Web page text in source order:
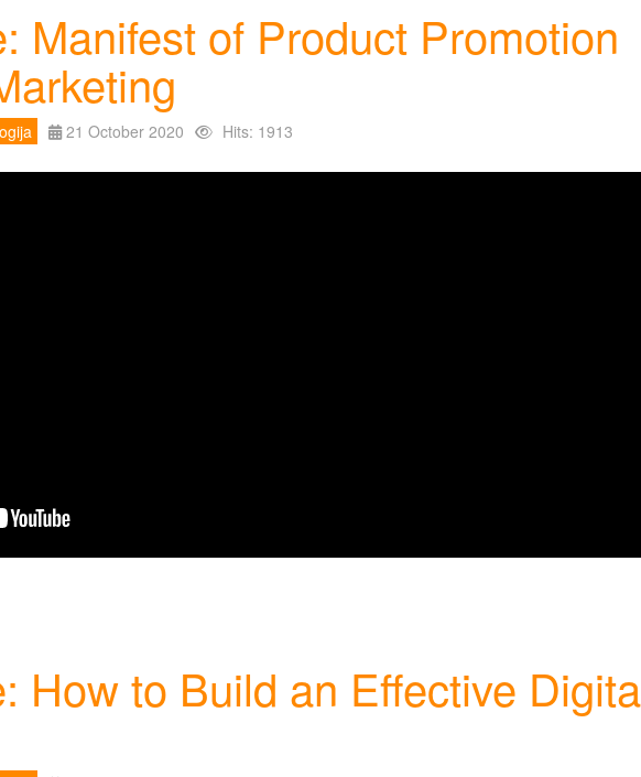
Manifest of Product Promotion
21 October 2020 Hits: 1913
How to Build an Effective